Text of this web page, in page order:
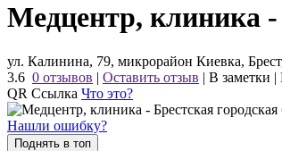
Медцентр, клиника -
ул. Калинина, 79, микрорайон Киевка,
3.6 0 отзывов | Оставить отзыв | В заметки |
QR Ссылка Что это?
Нашли ошибку?
Поднять в топ